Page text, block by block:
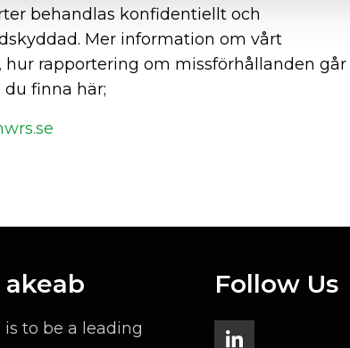
behandlas konfidentiellt och
Mer information om vårt
hur rapportering om missförhållanden går
finna här;
is to be a leading
Follow Us